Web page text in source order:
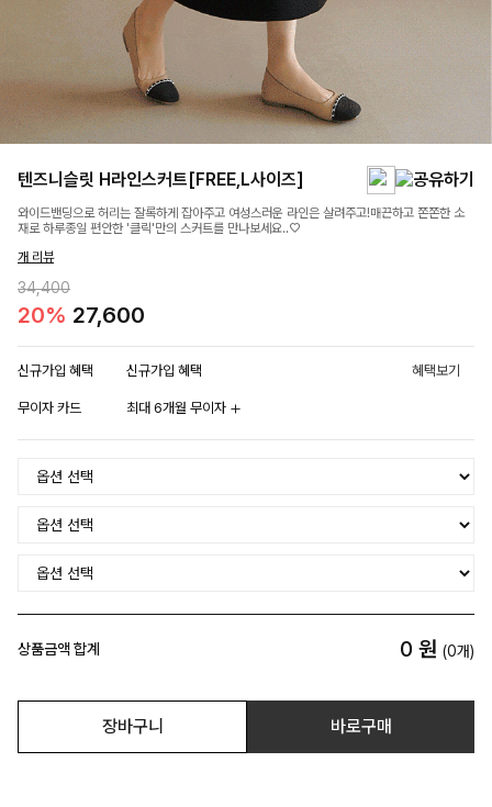
텐즈니슬릿 H라인스커트[FREE,L사이즈]
와이드밴딩으로 허리는 잘록하게 잡아주고 여성스러운 라인은 살려주고!매끈하고 쫀쫀한 소
재로 하루종일 편안한 '클릭'만의 스커트를 만나보세요..♡
개 리뷰
34,400
20% 27,600
신규가입 혜택 신규가입 혜택 혜택보기
무이자 카드 최대 6개월 무이자
상품금액 합계 0 원 (0개)
장바구니 바로구매